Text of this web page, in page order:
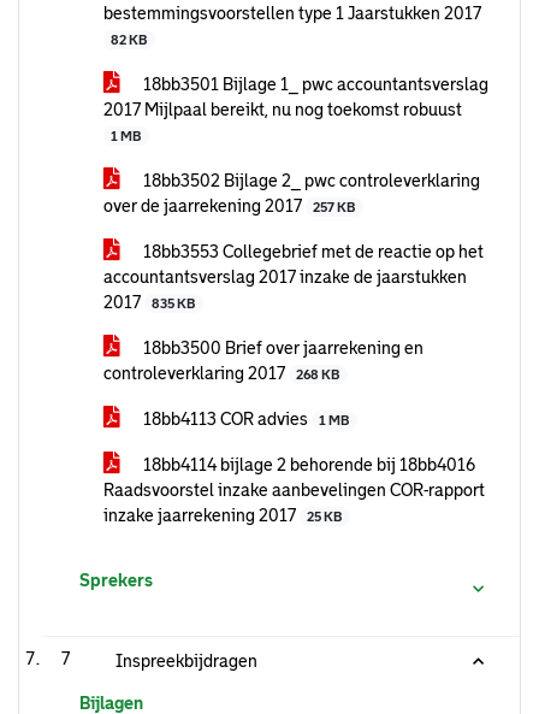
bestemmingsvoorstellen type 1 Jaarstukken 2017
82 KB
18bb3501 Bijlage 1_ pwc accountantsverslag
2017 Mijlpaal bereikt, nu nog toekomst robuust
1 MB
18bb3502 Bijlage 2_ pwc controleverklaring
over de jaarrekening 2017
257 KB
18bb3553 Collegebrief met de reactie op het
accountantsverslag 2017 inzake de jaarstukken
2017
835 KB
18bb3500 Brief over jaarrekening en
controleverklaring 2017
268 KB
18bb4113 COR advies 1 MB
18bb4114 bijlage 2 behorende bij 18bb4016
Raadsvoorstel inzake aanbevelingen COR-rapport
inzake jaarrekening 2017
25 KB
Sprekers
7 Inspreekbijdragen
Bijlagen